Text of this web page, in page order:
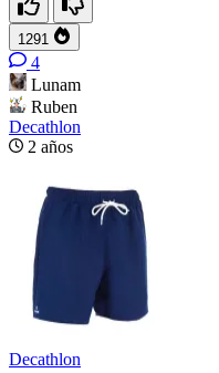
1291
4
Lunam
Ruben
Decathlon
2 años
Decathlon